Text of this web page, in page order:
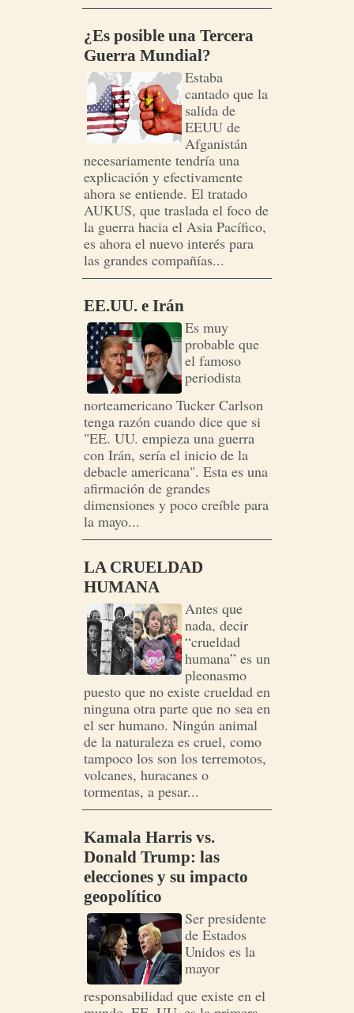
¿Es posible una Tercera
Guerra Mundial?
Estaba
cantado que la
salida de
EEUU de
Afganistán
necesariamente tendría una
explicación y efectivamente
ahora se entiende. El tratado
AUKUS, que traslada el foco de
la guerra hacia el Asia Pacífico,
es ahora el nuevo interés para
las grandes compañías...
EE.UU. e Irán
Es muy
probable que
el famoso
periodista
norteamericano Tucker Carlson
tenga razón cuando dice que si
"EE. UU. empieza una guerra
con Irán, sería el inicio de la
debacle americana". Esta es una
afirmación de grandes
dimensiones y poco creíble para
la mayo...
LA CRUELDAD
HUMANA
Antes que
nada, decir
“crueldad
humana” es un
pleonasmo
puesto que no existe crueldad en
ninguna otra parte que no sea en
el ser humano. Ningún animal
de la naturaleza es cruel, como
tampoco los son los terremotos,
volcanes, huracanes o
tormentas, a pesar...
Kamala Harris vs.
Donald Trump: las
elecciones y su impacto
geopolítico
Ser presidente
de Estados
Unidos es la
mayor
responsabilidad que existe en el